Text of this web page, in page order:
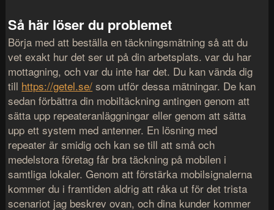
Så här löser du problemet
Börja med att beställa en täckningsmätning så att du
vet exakt hur det ser ut på din arbetsplats. var du har
mottagning, och var du inte har det. Du kan vända dig
till https://getel.se/ som utför dessa mätningar. De kan
sedan förbättra din mobiltäckning antingen genom att
sätta upp repeateranläggningar eller genom att sätta
upp ett system med antenner. En lösning med
repeater är smidig och kan se till att små och
medelstora företag får bra täckning på mobilen i
samtliga lokaler. Genom att förstärka mobilsignalerna
kommer du i framtiden aldrig att råka ut för det trista
scenariot jag beskrev ovan, och dina kunder kommer